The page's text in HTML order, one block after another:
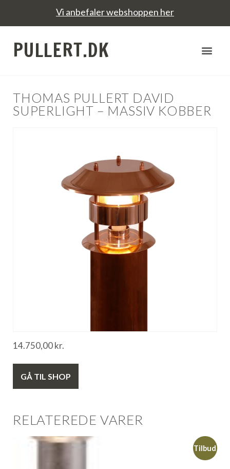
Vi anbefaler webshoppen her
PULLERT.DK
THOMAS PULLERT DAVID
SUPERLIGHT – MASSIV KOBBER
14.750,00kr.
GÅ TIL SHOP
RELATEREDE VARER
Tilbud